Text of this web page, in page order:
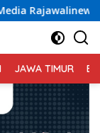
Angkat Bicara
JAWA TIMUR